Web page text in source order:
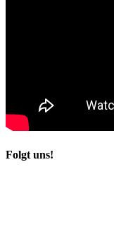
Folgt uns!